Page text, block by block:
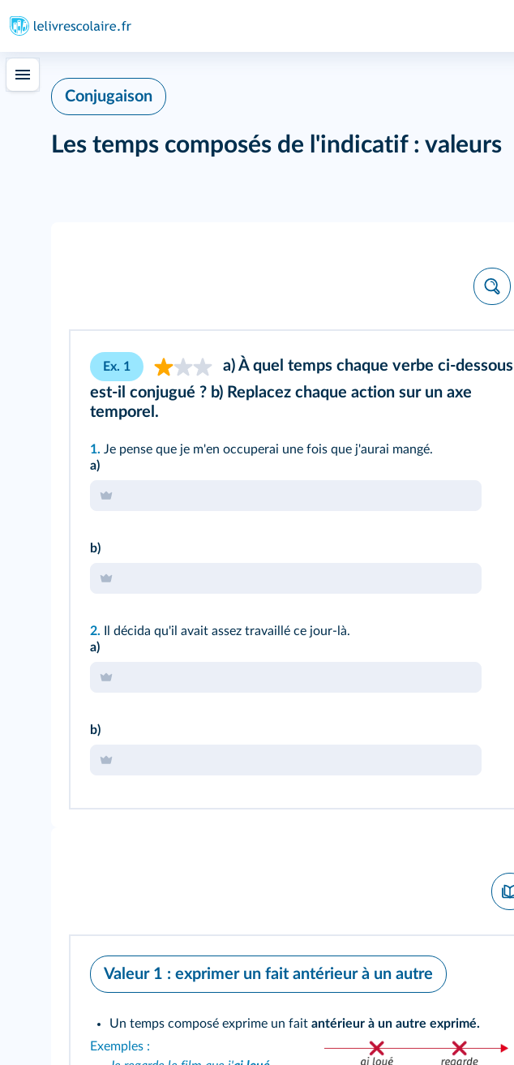
Conjugaison
Les temps composés de l'indicatif : valeurs
Ex. 1
a) À quel temps chaque verbe ci-dessous
est-il conjugué ? b) Replacez chaque action sur un axe
temporel.
1. Je pense que je m'en occuperai une fois que j'aurai mangé.
a)
b)
2.
Il décida qu'il avait assez travaillé ce jour-là.
a)
b)
Valeur 1 : exprimer un fait antérieur à un autre
Un temps composé exprime un fait antérieur à un autre exprimé.
Exemples :